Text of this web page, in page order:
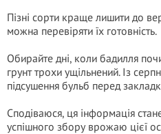
Пізні сорти краще лишити до
можна перевіряти їх готовність.
Обирайте дні, коли бадилля
грунт трохи ущільнений. Із
підсушення бульб перед
Сподіваюся, ця інформація
успішного збору врожаю цієї